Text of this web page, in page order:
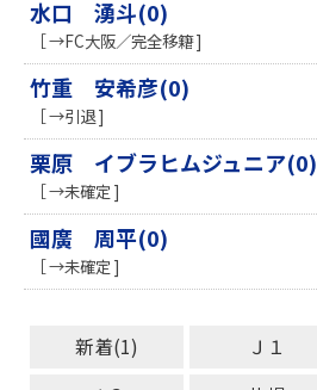
水口 湧斗(0)
［ →FC大阪／完全移籍 ]
竹重 安希彦(0)
［ →引退 ]
栗原 イブラヒムジュニア(0)
［ →未確定 ]
國廣 周平(0)
［ →未確定 ]
新着(1) Ｊ１